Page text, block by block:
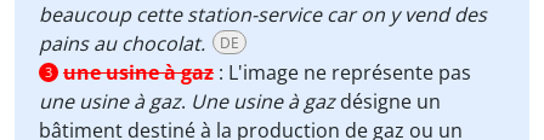
beaucoup cette station-service car on y vend des
pains au chocolat.
DE
3 une usine à gaz : L'image ne représente pas
une usine à gaz. Une usine à gazdésigne un
bâtiment destiné à la production de gaz ou un